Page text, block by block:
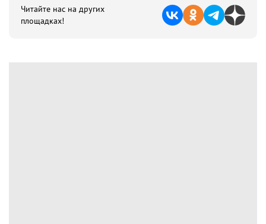
Читайте нас на других
площадках!